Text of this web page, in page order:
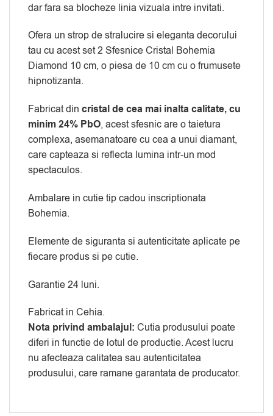
dar fara sa blocheze linia vizuala intre invitati.
Ofera un strop de stralucire si eleganta decorului
tau cu acest set 2 Sfesnice Cristal Bohemia
Diamond 10 cm, o piesa de 10 cm cu o frumusete
hipnotizanta.
Fabricat din cristal de cea mai inalta calitate, cu
minim 24% PbO, acest sfesnic are o taietura
complexa, asemanatoare cu cea a unui diamant,
care capteaza si reflecta lumina intr-un mod
spectaculos.
Ambalare in cutie tip cadou inscriptionata
Bohemia.
Elemente de siguranta si autenticitate aplicate pe
fiecare produs si pe cutie.
Garantie 24 luni.
Fabricat in Cehia.
Nota privind ambalajul: Cutia produsului poate
diferi in functie de lotul de productie. Acest lucru
nu afecteaza calitatea sau autenticitatea
produsului, care ramane garantata de producator.